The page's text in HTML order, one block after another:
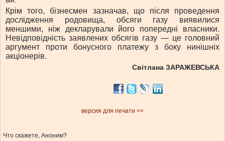
Крім того, бізнесмен зазначав, що після проведення
дослідження родовища, обсяги газу виявилися
меншими, ніж декларували його попередні власники.
Невідповідність заявлених обсягів газу — це головний
аргумент проти бонусного платежу з боку нинішніх
акціонерів.
Світлана ЗАРАЖЕВСЬКА
версия для печати >>
Что скажете, Аноним?